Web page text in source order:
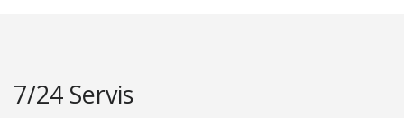
7/24 Servis